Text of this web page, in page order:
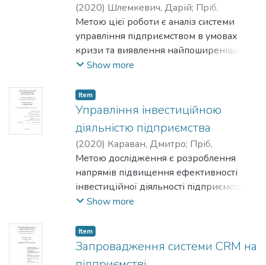
покращення ефективності бізнесу.
(2020) Шлемкевич, Дарій; Пріб,
Катерина
Метою цієї роботи є аналіз системи
управління підприємством в умовах
кризи та виявлення найпоширеніших
проблем під час кризового
Show more
Item
Управління інвестиційною
діяльністю підприємства
(2020) Караван, Дмитро; Пріб,
Катерина
Метою дослідження є розроблення
напрямів підвищення ефективності
інвестиційної діяльності підприємства
та реалізації інвестиційних проектів з
збільшення прибутку.
Show more
Item
Запровадження системи CRM на